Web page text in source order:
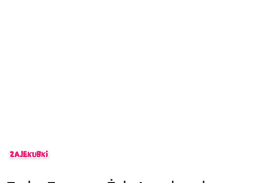
ZAJEKUBKI